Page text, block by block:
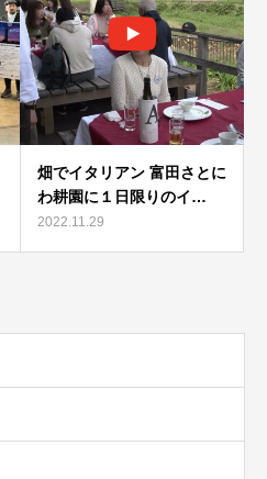
畑でイタリアン 富田さとに
わ耕園に１日限りのイ…
2022.11.29